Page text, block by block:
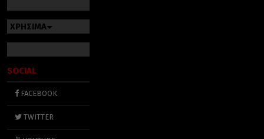
ΧΡΗΣΙΜΑ
SOCIAL
FACEBOOK
TWITTER